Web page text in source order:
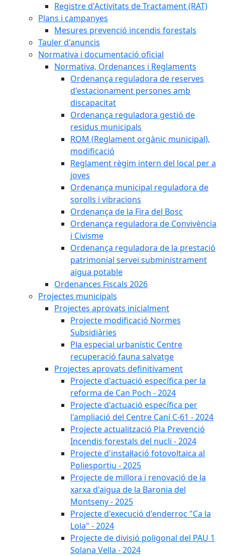
Registre d'Activitats de Tractament (RAT)
Plans i campanyes
Mesures prevenció incendis forestals
Tauler d'anuncis
Normativa i documentació oficial
Normativa, Ordenances i Reglaments
Ordenança reguladora de reserves
d'estacionament persones amb
discapacitat
Ordenança reguladora gestió de
residus municipals
ROM (Reglament orgànic municipal),
modificació
Reglament règim intern del local per a
joves
Ordenança municipal reguladora de
sorolls i vibracions
Ordenança de la Fira del Bosc
Ordenança reguladora de Convivència
i Civisme
Ordenança reguladora de la prestació
patrimonial servei subministrament
aigua potable
Ordenances Fiscals 2026
Projectes municipals
Projectes aprovats inicialment
Projecte modificació Normes
Subsidiàries
Pla especial urbanístic Centre
recuperació fauna salvatge
Projectes aprovats definitivament
Projecte d'actuació específica per la
reforma de Can Poch - 2024
Projecte d'actuació específica per
l'ampliació del Centre Caní C-61 - 2024
Projecte actualització Pla Prevenció
Incendis forestals del nucli - 2024
Projecte d'instal·lació fotovoltaica al
Poliesportiu - 2025
Projecte de millora i renovació de la
xarxa d'aigua de la Baronia del
Montseny - 2025
Projecte d'execució d'enderroc "Ca la
Lola" - 2024
Projecte de divisió poligonal del PAU 1
Solana Vella - 2024